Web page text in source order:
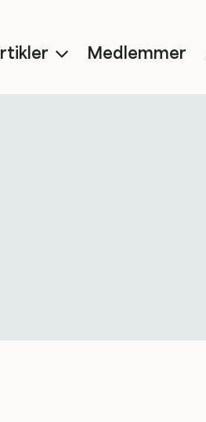
Medlemmer